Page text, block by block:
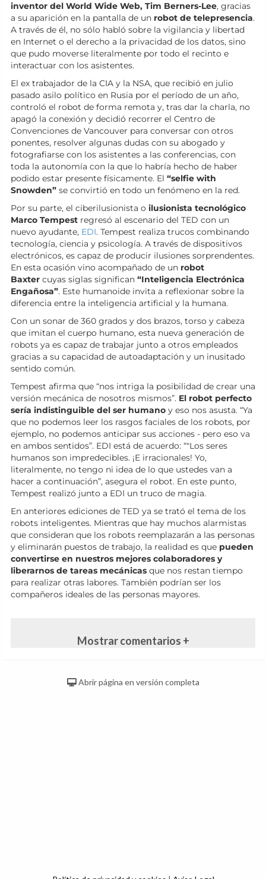
inventor del World Wide Web, Tim Berners-Lee, gracias
a su aparición en la pantalla de un robot de telepresencia.
A través de él, no sólo habló sobre la vigilancia y libertad
en Internet o el derecho a la privacidad de los datos, sino
que pudo moverse literalmente por todo el recinto e
interactuar con los asistentes.
El ex trabajador de la CIA y la NSA, que recibió en julio
pasado asilo político en Rusia por el período de un año,
controló el robot de forma remota y, tras dar la charla, no
apagó la conexión y decidió recorrer el Centro de
Convenciones de Vancouver para conversar con otros
ponentes, resolver algunas dudas con su abogado y
fotografiarse con los asistentes a las conferencias, con
toda la autonomía con la que lo habría hecho de haber
podido estar presente físicamente. El “selfie with
Snowden” se convirtió en todo un fenómeno en la red.
Por su parte, el ciberilusionista o ilusionista tecnológico
Marco Tempest regresó al escenario del TED con un
nuevo ayudante, EDI. Tempest realiza trucos combinando
tecnología, ciencia y psicología. A través de dispositivos
electrónicos, es capaz de producir ilusiones sorprendentes.
En esta ocasión vino acompañado de un robot
Baxter cuyas siglas significan “Inteligencia Electrónica
Engañosa”. Este humanoide invita a reflexionar sobre la
diferencia entre la inteligencia artificial y la humana.
Con un sonar de 360 grados y dos brazos, torso y cabeza
que imitan el cuerpo humano, esta nueva generación de
robots ya es capaz de trabajar junto a otros empleados
gracias a su capacidad de autoadaptación y un inusitado
sentido común.
Tempest afirma que “nos intriga la posibilidad de crear una
versión mecánica de nosotros mismos”. El robot perfecto
sería indistinguible del ser humano y eso nos asusta. “Ya
que no podemos leer los rasgos faciales de los robots, por
ejemplo, no podemos anticipar sus acciones - pero eso va
en ambos sentidos”. EDI está de acuerdo: “"Los seres
humanos son impredecibles. ¡E irracionales! Yo,
literalmente, no tengo ni idea de lo que ustedes van a
hacer a continuación”, asegura el robot. En este punto,
Tempest realizó junto a EDI un truco de magia.
En anteriores ediciones de TED ya se trató el tema de los
robots inteligentes. Mientras que hay muchos alarmistas
que consideran que los robots reemplazarán a las personas
y eliminarán puestos de trabajo, la realidad es que pueden
convertirse en nuestros mejores colaboradores y
liberarnos de tareas mecánicas que nos restan tiempo
para realizar otras labores. También podrían ser los
compañeros ideales de las personas mayores.
Mostrar comentarios +
Abrir página en versión completa